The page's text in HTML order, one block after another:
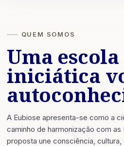
QUEM SOMOS
Uma escola
iniciática
A Eubiose apresenta-se como a
caminho de harmonização com as
proposta une consciência,